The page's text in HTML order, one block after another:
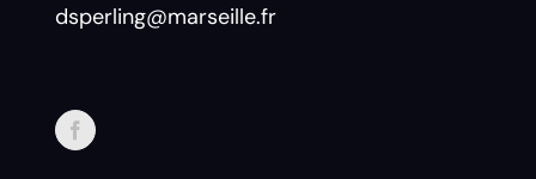
dsperling@marseille.fr